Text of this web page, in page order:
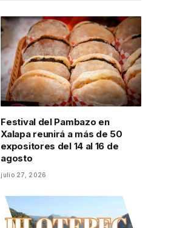
Festival del Pambazo en
Xalapa reunirá a más de 50
expositores del 14 al 16 de
agosto
julio 27, 2026